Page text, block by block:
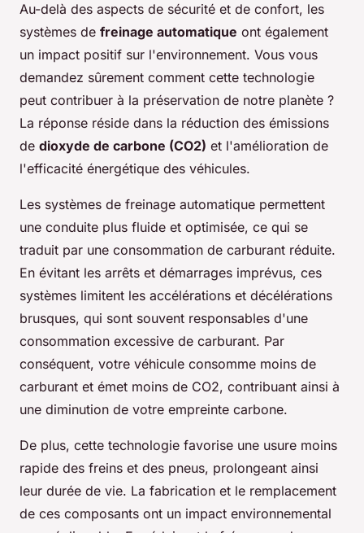
Au-delà des aspects de sécurité et de confort, les
systèmes de freinage automatique ont également
un impact positif sur l'environnement. Vous vous
demandez sûrement comment cette technologie
peut contribuer à la préservation de notre planète ?
La réponse réside dans la réduction des émissions
de dioxyde de carbone (CO2) et l'amélioration de
l'efficacité énergétique des véhicules.
Les systèmes de freinage automatique permettent
une conduite plus fluide et optimisée, ce qui se
traduit par une consommation de carburant réduite.
En évitant les arrêts et démarrages imprévus, ces
systèmes limitent les accélérations et décélérations
brusques, qui sont souvent responsables d'une
consommation excessive de carburant. Par
conséquent, votre véhicule consomme moins de
carburant et émet moins de CO2, contribuant ainsi à
une diminution de votre empreinte carbone.
De plus, cette technologie favorise une usure moins
rapide des freins et des pneus, prolongeant ainsi
leur durée de vie. La fabrication et le remplacement
de ces composants ont un impact environnemental